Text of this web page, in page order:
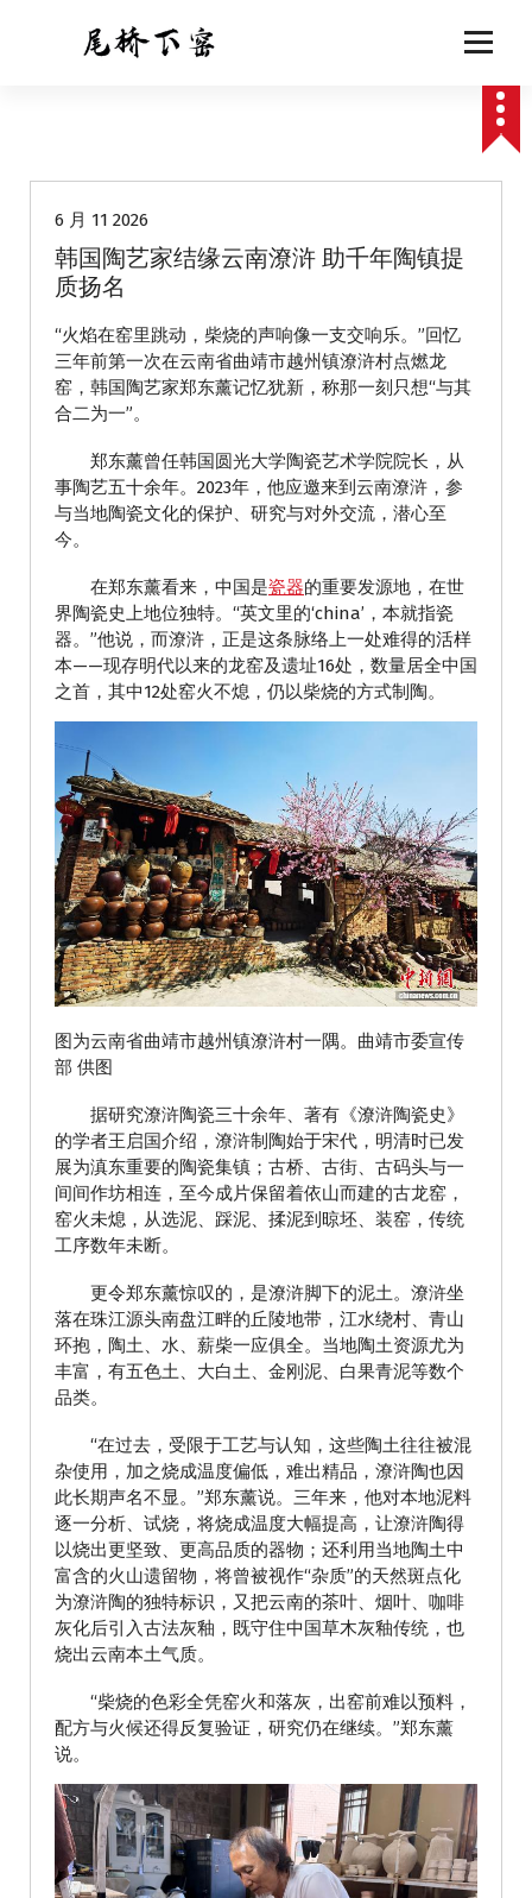
6 月 11 2026
韩国陶艺家结缘云南潦浒 助千年陶镇提
质扬名
“火焰在窑里跳动，柴烧的声响像一支交响乐。”回忆
三年前第一次在云南省曲靖市越州镇潦浒村点燃龙
窑，韩国陶艺家郑东薰记忆犹新，称那一刻只想“与其
合二为一”。
郑东薰曾任韩国圆光大学陶瓷艺术学院院长，从
事陶艺五十余年。2023年，他应邀来到云南潦浒，参
与当地陶瓷文化的保护、研究与对外交流，潜心至
今。
在郑东薰看来，中国是瓷器的重要发源地，在世
界陶瓷史上地位独特。“英文里的‘china’，本就指瓷
器。”他说，而潦浒，正是这条脉络上一处难得的活样
本——现存明代以来的龙窑及遗址16处，数量居全中国
之首，其中12处窑火不熄，仍以柴烧的方式制陶。
图为云南省曲靖市越州镇潦浒村一隅。曲靖市委宣传
部 供图
据研究潦浒陶瓷三十余年、著有《潦浒陶瓷史》
的学者王启国介绍，潦浒制陶始于宋代，明清时已发
展为滇东重要的陶瓷集镇；古桥、古街、古码头与一
间间作坊相连，至今成片保留着依山而建的古龙窑，
窑火未熄，从选泥、踩泥、揉泥到晾坯、装窑，传统
工序数年未断。
更令郑东薰惊叹的，是潦浒脚下的泥土。潦浒坐
落在珠江源头南盘江畔的丘陵地带，江水绕村、青山
环抱，陶土、水、薪柴一应俱全。当地陶土资源尤为
丰富，有五色土、大白土、金刚泥、白果青泥等数个
品类。
“在过去，受限于工艺与认知，这些陶土往往被混
杂使用，加之烧成温度偏低，难出精品，潦浒陶也因
此长期声名不显。”郑东薰说。三年来，他对本地泥料
逐一分析、试烧，将烧成温度大幅提高，让潦浒陶得
以烧出更坚致、更高品质的器物；还利用当地陶土中
富含的火山遗留物，将曾被视作“杂质”的天然斑点化
为潦浒陶的独特标识，又把云南的茶叶、烟叶、咖啡
灰化后引入古法灰釉，既守住中国草木灰釉传统，也
烧出云南本土气质。
“柴烧的色彩全凭窑火和落灰，出窑前难以预料，
配方与火候还得反复验证，研究仍在继续。”郑东薰
说。